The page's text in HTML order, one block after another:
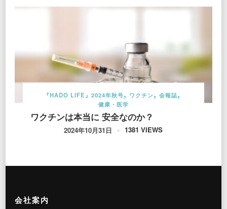
『HADO LIFE』2024年秋号 ワクチン
会報誌
健康・医学
ワクチンは本当に 安全なのか？
2024年10月31日 1381 VIEWS
会社案内